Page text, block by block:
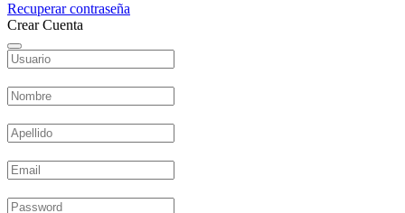
Recuperar contraseña
Crear Cuenta